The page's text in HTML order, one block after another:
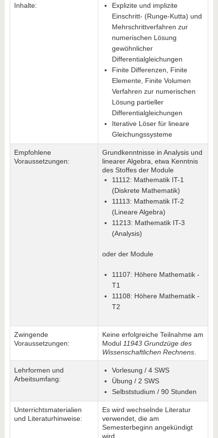
Inhalte:
Explizite und implizite
Einschritt- (Runge-Kutta) und
Mehrschrittverfahren zur
numerischen Lösung
gewöhnlicher
Differentialgleichungen
Finite Differenzen, Finite
Elemente, Finite Volumen
Verfahren zur numerischen
Lösung partieller
Differentialgleichungen
Iterative Löser für lineare
Gleichungssysteme
Empfohlene
Voraussetzungen:
Grundkenntnisse in Analysis und
linearer Algebra, etwa Kenntnis
des Stoffes der Module
11112: Mathematik IT-1
(Diskrete Mathematik)
11113: Mathematik IT-2
(Lineare Algebra)
11213: Mathematik IT-3
(Analysis)
oder der Module
11107: Höhere Mathematik -
T1
11108: Höhere Mathematik -
T2
Zwingende
Voraussetzungen:
Keine erfolgreiche Teilnahme am
Modul 11943 Grundzüge des
Wissenschaftlichen Rechnens
Lehrformen und
Arbeitsumfang:
Vorlesung / 4 SWS
Übung / 2 SWS
Selbststudium / 90 Stunden
Unterrichtsmaterialien
und Literaturhinweise:
Es wird wechselnde Literatur
verwendet, die am
Semesterbeginn angekündigt
wird.